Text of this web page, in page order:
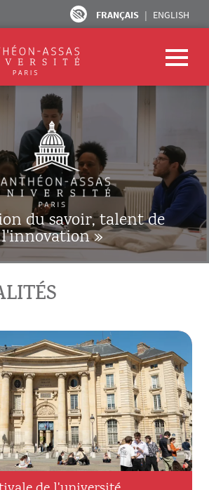
FRANÇAIS ENGLISH
du savoir, talent de
l'innovation »